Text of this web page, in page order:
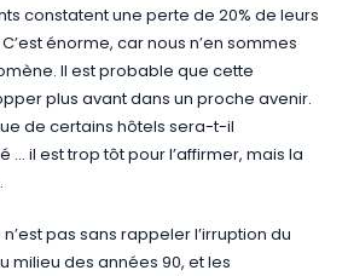
constatent une perte de 20% de leurs
énorme, car nous n’en sommes
Il est probable que cette
plus avant dans un proche avenir.
de certains hôtels sera-t-il
il est trop tôt pour l’affirmer, mais la
pas sans rappeler l’irruption du
milieu des années 90, et les